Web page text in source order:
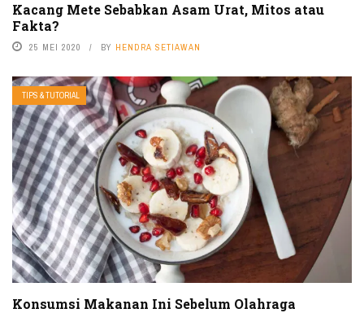
Kacang Mete Sebabkan Asam Urat, Mitos atau
Fakta?
25 MEI 2020 BY HENDRA SETIAWAN
TIPS & TUTORIAL
Konsumsi Makanan Ini Sebelum Olahraga